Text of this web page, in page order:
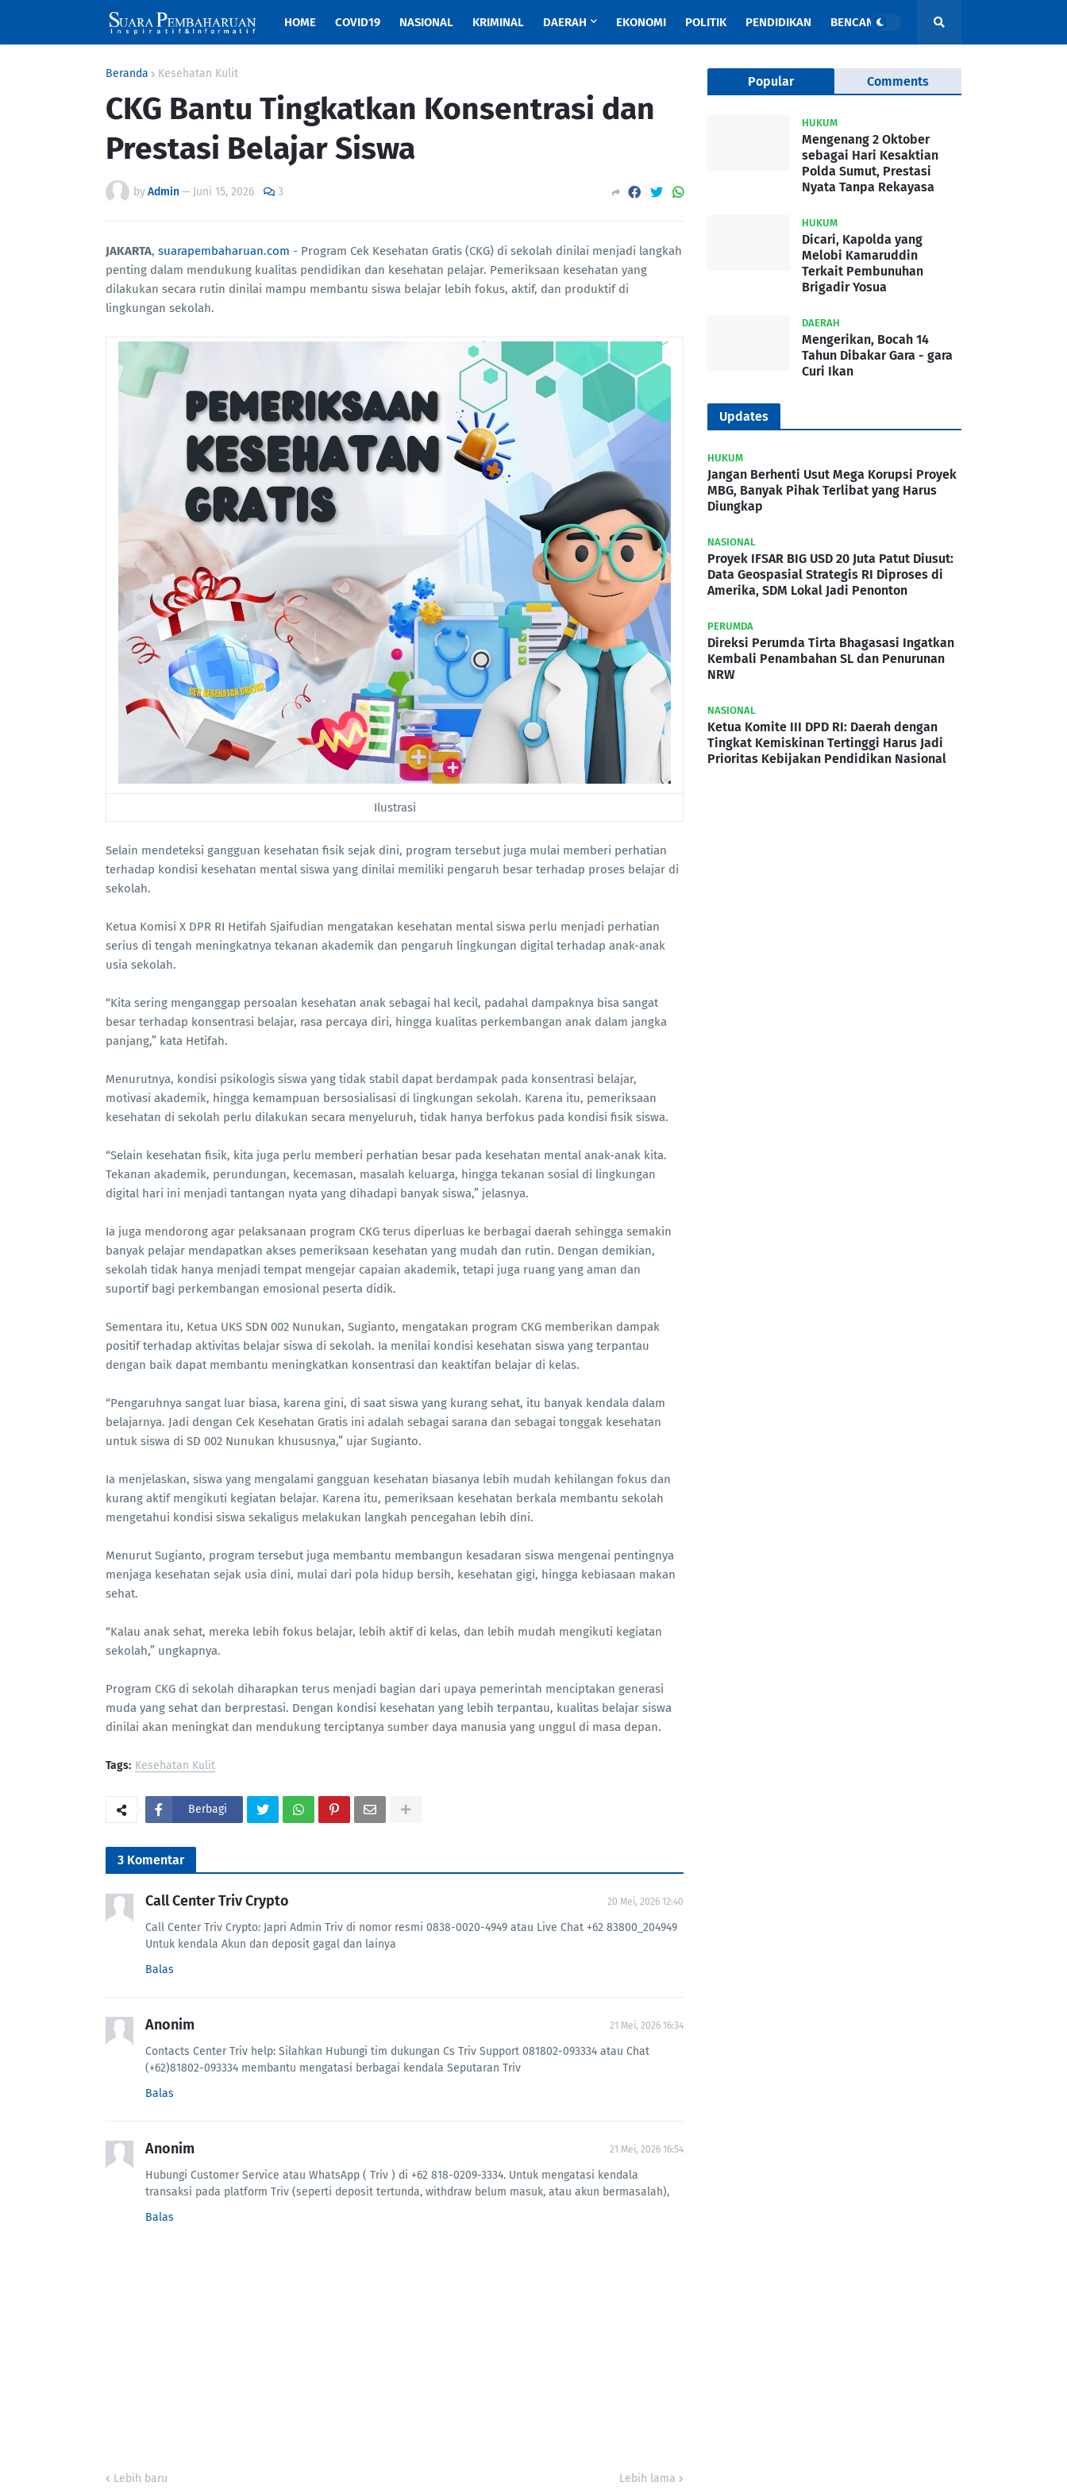
HOME COVID19 NASIONAL KRIMINAL DAERAH EKONOMI POLITIK PENDIDIKAN BENCANA
Beranda Kesehatan Kulit
CKG Bantu Tingkatkan Konsentrasi dan
Prestasi Belajar Siswa
byAdmin— Juni 15, 2026 3
JAKARTA, suarapembaharuan.com - Program Cek Kesehatan Gratis (CKG) di sekolah dinilai menjadi langkah
penting dalam mendukung kualitas pendidikan dan kesehatan pelajar. Pemeriksaan kesehatan yang
dilakukan secara rutin dinilai mampu membantu siswa belajar lebih fokus, aktif, dan produktif di
lingkungan sekolah.
Ilustrasi
Selain mendeteksi gangguan kesehatan fisik sejak dini, program tersebut juga mulai memberi perhatian
terhadap kondisi kesehatan mental siswa yang dinilai memiliki pengaruh besar terhadap proses belajar di
sekolah.
Ketua Komisi X DPR RI Hetifah Sjaifudian mengatakan kesehatan mental siswa perlu menjadi perhatian
serius di tengah meningkatnya tekanan akademik dan pengaruh lingkungan digital terhadap anak-anak
usia sekolah.
“Kita sering menganggap persoalan kesehatan anak sebagai hal kecil, padahal dampaknya bisa sangat
besar terhadap konsentrasi belajar, rasa percaya diri, hingga kualitas perkembangan anak dalam jangka
panjang,” kata Hetifah.
Menurutnya, kondisi psikologis siswa yang tidak stabil dapat berdampak pada konsentrasi belajar,
motivasi akademik, hingga kemampuan bersosialisasi di lingkungan sekolah. Karena itu, pemeriksaan
kesehatan di sekolah perlu dilakukan secara menyeluruh, tidak hanya berfokus pada kondisi fisik siswa.
“Selain kesehatan fisik, kita juga perlu memberi perhatian besar pada kesehatan mental anak-anak kita.
Tekanan akademik, perundungan, kecemasan, masalah keluarga, hingga tekanan sosial di lingkungan
digital hari ini menjadi tantangan nyata yang dihadapi banyak siswa,” jelasnya.
Ia juga mendorong agar pelaksanaan program CKG terus diperluas ke berbagai daerah sehingga semakin
banyak pelajar mendapatkan akses pemeriksaan kesehatan yang mudah dan rutin. Dengan demikian,
sekolah tidak hanya menjadi tempat mengejar capaian akademik, tetapi juga ruang yang aman dan
suportif bagi perkembangan emosional peserta didik.
Sementara itu, Ketua UKS SDN 002 Nunukan, Sugianto, mengatakan program CKG memberikan dampak
positif terhadap aktivitas belajar siswa di sekolah. Ia menilai kondisi kesehatan siswa yang terpantau
dengan baik dapat membantu meningkatkan konsentrasi dan keaktifan belajar di kelas.
“Pengaruhnya sangat luar biasa, karena gini, di saat siswa yang kurang sehat, itu banyak kendala dalam
belajarnya. Jadi dengan Cek Kesehatan Gratis ini adalah sebagai sarana dan sebagai tonggak kesehatan
untuk siswa di SD 002 Nunukan khususnya,” ujar Sugianto.
Ia menjelaskan, siswa yang mengalami gangguan kesehatan biasanya lebih mudah kehilangan fokus dan
kurang aktif mengikuti kegiatan belajar. Karena itu, pemeriksaan kesehatan berkala membantu sekolah
mengetahui kondisi siswa sekaligus melakukan langkah pencegahan lebih dini.
Menurut Sugianto, program tersebut juga membantu membangun kesadaran siswa mengenai pentingnya
menjaga kesehatan sejak usia dini, mulai dari pola hidup bersih, kesehatan gigi, hingga kebiasaan makan
sehat.
“Kalau anak sehat, mereka lebih fokus belajar, lebih aktif di kelas, dan lebih mudah mengikuti kegiatan
sekolah,” ungkapnya.
Program CKG di sekolah diharapkan terus menjadi bagian dari upaya pemerintah menciptakan generasi
muda yang sehat dan berprestasi. Dengan kondisi kesehatan yang lebih terpantau, kualitas belajar siswa
dinilai akan meningkat dan mendukung terciptanya sumber daya manusia yang unggul di masa depan.
Tags: Kesehatan Kulit
Berbagi
3 Komentar
Call Center Triv Crypto 20 Mei, 2026 12:40
Call Center Triv Crypto: Japri Admin Triv di nomor resmi 0838-0020-4949 atau Live Chat +62 83800_204949
Untuk kendala Akun dan deposit gagal dan lainya
Balas
Anonim 21 Mei, 2026 16:34
Contacts Center Triv help: Silahkan Hubungi tim dukungan Cs Triv Support 081802-093334 atau Chat
(+62)81802-093334 membantu mengatasi berbagai kendala Seputaran Triv
Balas
Anonim 21 Mei, 2026 16:54
Hubungi Customer Service atau WhatsApp ( Triv ) di +62 818-0209-3334. Untuk mengatasi kendala
transaksi pada platform Triv (seperti deposit tertunda, withdraw belum masuk, atau akun bermasalah),
Balas
Lebih baru Lebih lama
Popular Comments
HUKUM
Mengenang 2 Oktober
sebagai Hari Kesaktian
Polda Sumut, Prestasi
Nyata Tanpa Rekayasa
HUKUM
Dicari, Kapolda yang
Melobi Kamaruddin
Terkait Pembunuhan
Brigadir Yosua
DAERAH
Mengerikan, Bocah 14
Tahun Dibakar Gara - gara
Curi Ikan
Updates
HUKUM
Jangan Berhenti Usut Mega Korupsi Proyek
MBG, Banyak Pihak Terlibat yang Harus
Diungkap
NASIONAL
Proyek IFSAR BIG USD 20 Juta Patut Diusut:
Data Geospasial Strategis RI Diproses di
Amerika, SDM Lokal Jadi Penonton
PERUMDA
Direksi Perumda Tirta Bhagasasi Ingatkan
Kembali Penambahan SL dan Penurunan
NRW
NASIONAL
Ketua Komite III DPD RI: Daerah dengan
Tingkat Kemiskinan Tertinggi Harus Jadi
Prioritas Kebijakan Pendidikan Nasional